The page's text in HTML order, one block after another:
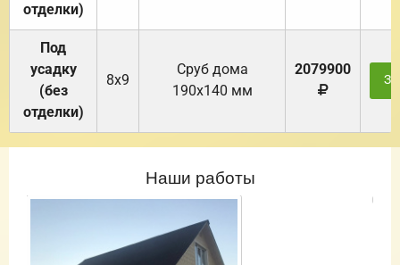
отделки)
Под
усадку
(без
отделки)
8х9
Cруб дома
190х140 мм
2079900
Наши работы